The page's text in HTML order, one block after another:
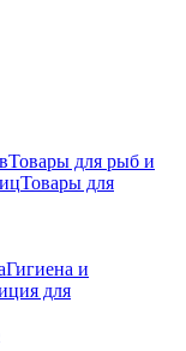
Товары для рыб и
Товары для
Гигиена и
для